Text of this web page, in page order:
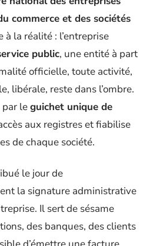
commerce et des sociétés
à la réalité : l’entreprise
public, une entité à part
officielle, toute activité,
libérale, reste dans l’ombre.
par leguichet unique de
aux registres et fiabilise
de chaque société.
le jour de
la signature administrative
Il sert de sésame
des banques, des clients